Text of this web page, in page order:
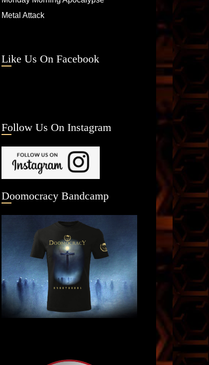
Metal Attack
Like Us On Facebook
Follow Us On Instagram
Doomocracy Bandcamp